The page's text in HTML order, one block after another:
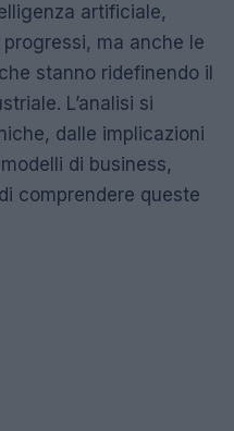
artificiale,
ma anche le
stanno ridefinendo il
L’analisi si
dalle implicazioni
di business,
comprendere queste